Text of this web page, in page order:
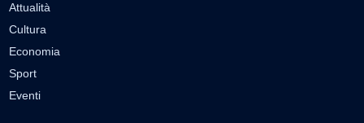
Attualità
Cultura
Economia
Sport
Eventi